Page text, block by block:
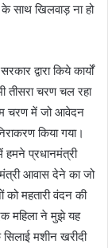
साथ खिलवाड़ ना हो
द्वारा किये कार्यों
तीसरा चरण चल रहा
चरण में जो आवेदन
किया गया।
प्रधानमंत्री
आवास देने का जो
को महतारी वंदन की
महिला ने मुझे यह
मशीन खरीदी